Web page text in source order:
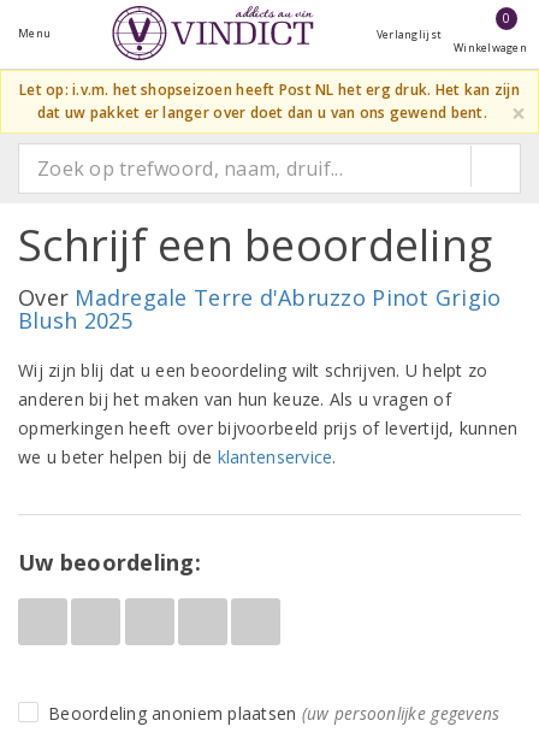
Menu Verlanglijst
0
Winkelwagen
Let op: i.v.m. het shopseizoen heeft Post NL het erg druk. Het kan zijn
dat uw pakket er langer over doet dan u van ons gewend bent.
×
Schrijf een beoordeling
Over Madregale Terre d'Abruzzo Pinot Grigio
Blush 2025
Wij zijn blij dat u een beoordeling wilt schrijven. U helpt zo
anderen bij het maken van hun keuze. Als u vragen of
opmerkingen heeft over bijvoorbeeld prijs of levertijd, kunnen
we u beter helpen bij de klantenservice.
Uw beoordeling:
Beoordeling anoniem plaatsen (uw persoonlijke gegevens